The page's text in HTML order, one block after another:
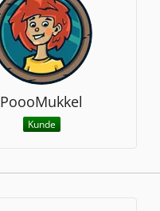
PoooMukkel
Kunde